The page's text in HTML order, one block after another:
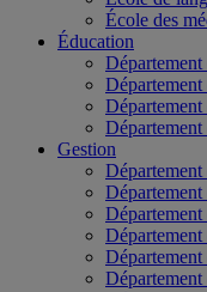
École des
Éducation
Département
Gestion
Département
Département
Département
Département